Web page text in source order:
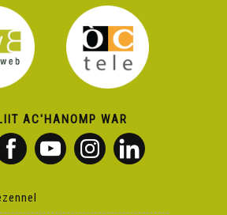
AC'HANOMP WAR